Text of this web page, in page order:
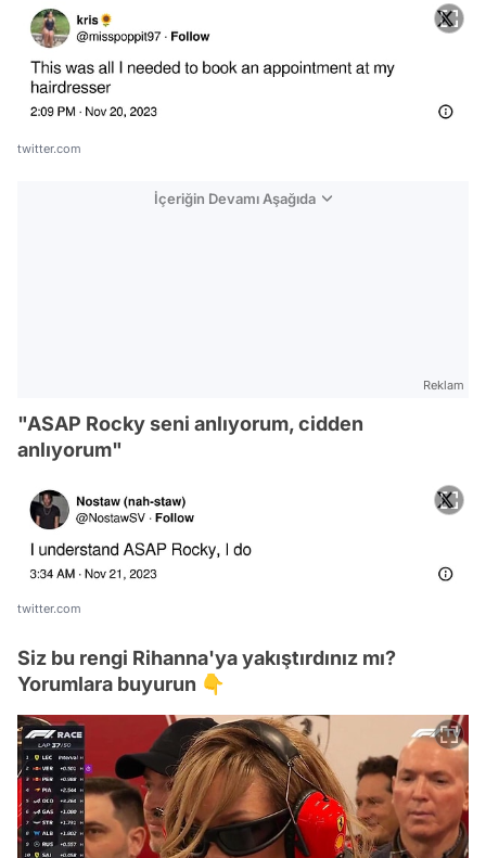
twitter.com
İçeriğin Devamı Aşağıda
Reklam
"ASAP Rocky seni anlıyorum, cidden
anlıyorum"
twitter.com
Siz bu rengi Rihanna'ya yakıştırdınız mı?
Yorumlara buyurun 👇